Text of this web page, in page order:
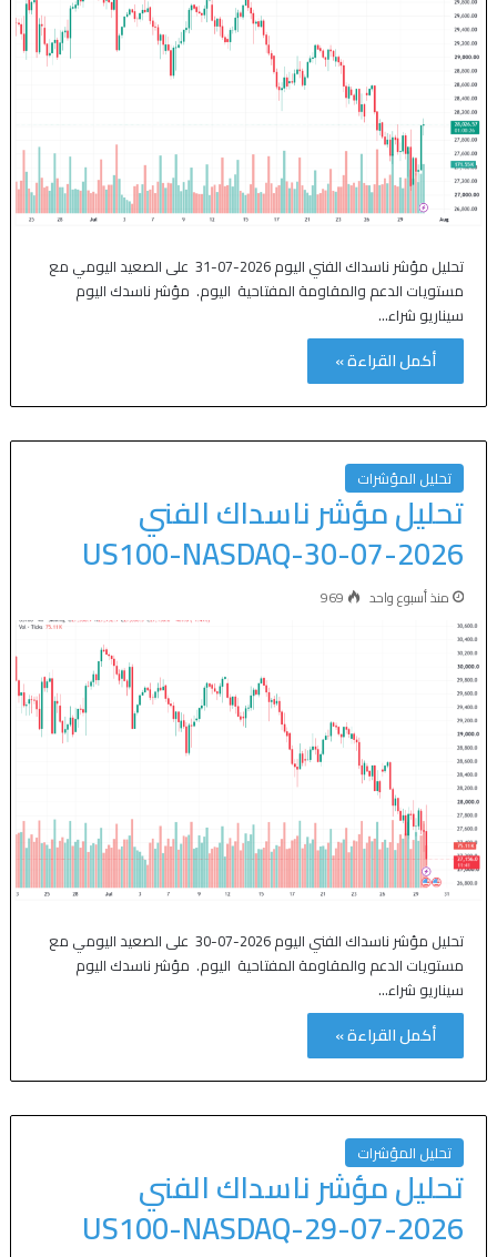
تحليل مؤشر ناسداك الفني اليوم 2026-07-31 على الصعيد اليومي مع
مستويات الدعم والمقاومة المفتاحية اليوم. مؤشر ناسدك اليوم
سيناريو شراء…
أكمل القراءة »
تحليل المؤشرات
تحليل مؤشر ناسداك الفني
US100-NASDAQ-30-07-2026
منذ أسبوع واحد 969
تحليل مؤشر ناسداك الفني اليوم 2026-07-30 على الصعيد اليومي مع
مستويات الدعم والمقاومة المفتاحية اليوم. مؤشر ناسدك اليوم
سيناريو شراء…
أكمل القراءة »
تحليل المؤشرات
تحليل مؤشر ناسداك الفني
US100-NASDAQ-29-07-2026